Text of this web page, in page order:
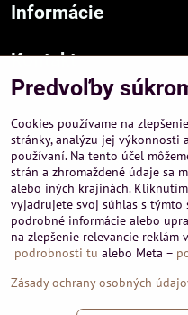
Informácie
Kontakt
Sídlo firmy :
Hurbanová 3807/21, 03601
Prevádzka a obchodné
A-PEMA, s.r.o.
Severná 14, 03601 Martin
+421 911 532545
+421 903 807209
©
Predvoľby
Cookies používame na
stránky, analýzu jej výkonnosti
používaní. Na tento účel
strán a zhromaždené údaje sa
alebo iných krajinách.
vyjadrujete svoj súhlas s týmto
podrobné informácie alebo
na zlepšenie relevancie reklám
podrobnosti tu alebo Meta –
Zásady ochrany osobných